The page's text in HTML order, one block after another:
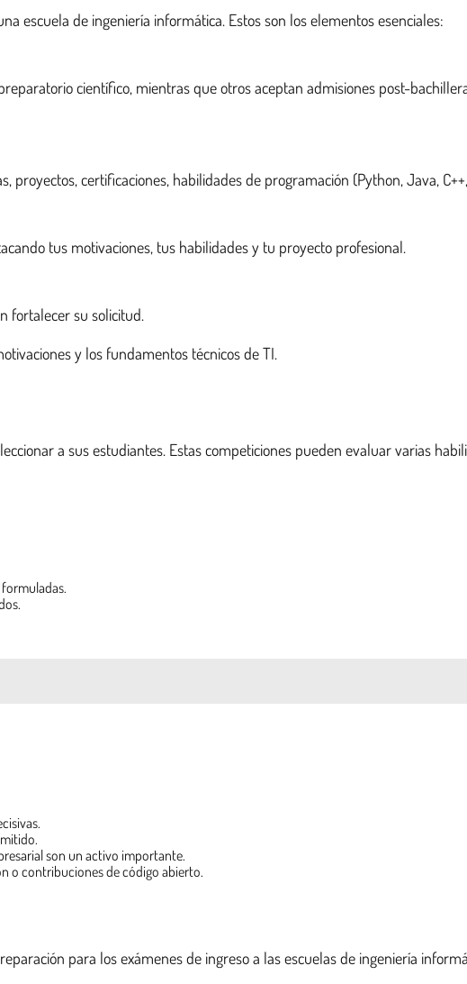
escuela de ingeniería informática. Estos son los elementos esenciales:
científico, mientras que otros aceptan admisiones post-
certificaciones, habilidades de programación (Python, Java,
tus motivaciones, tus habilidades y tu proyecto profesional.
fortalecer su solicitud.
y los fundamentos técnicos de TI.
a sus estudiantes. Estas competiciones pueden evaluar varias
son un activo importante.
o contribuciones de código abierto.
para los exámenes de ingreso a las escuelas de ingeniería